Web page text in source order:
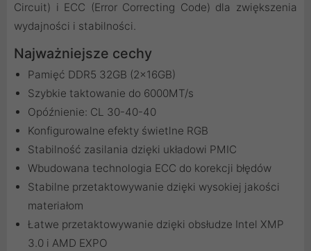
Circuit) i ECC (Error Correcting Code) dla zwiększenia
wydajności i stabilności.
Najważniejsze cechy
Pamięć DDR5 32GB (2x16GB)
Szybkie taktowanie do 6000MT/s
Opóźnienie: CL 30-40-40
Konfigurowalne efekty świetlne RGB
Stabilność zasilania dzięki układowi PMIC
Wbudowana technologia ECC do korekcji błędów
Stabilne przetaktowywanie dzięki wysokiej jakości
materiałom
Łatwe przetaktowywanie dzięki obsłudze Intel XMP
3.0 i AMD EXPO